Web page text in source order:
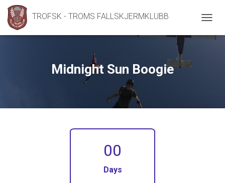
TROFSK - TROMS FALLSKJERMKLUBB
I
Midnight Sun Boogie
00
Days